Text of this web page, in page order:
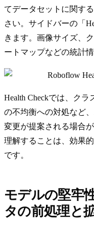
てデータセットに関す
さい。サイドバーの「
きます。画像サイズ、
ートマップなどの統計
Health Checkでは、ク
の不均衡への対処など
変更が提案される場合
理解することは、効果
です。
モデルの堅牢
タの前処理と